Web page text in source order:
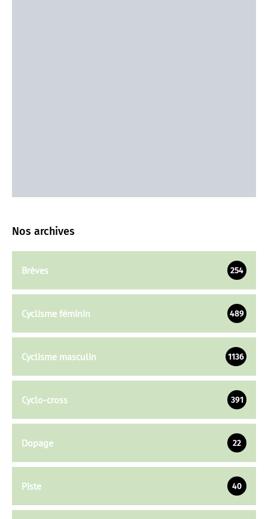
Nos archives
Brèves 254
Cyclisme féminin 489
Cyclisme masculin 1136
Cyclo-cross 391
Dopage 22
Piste 40